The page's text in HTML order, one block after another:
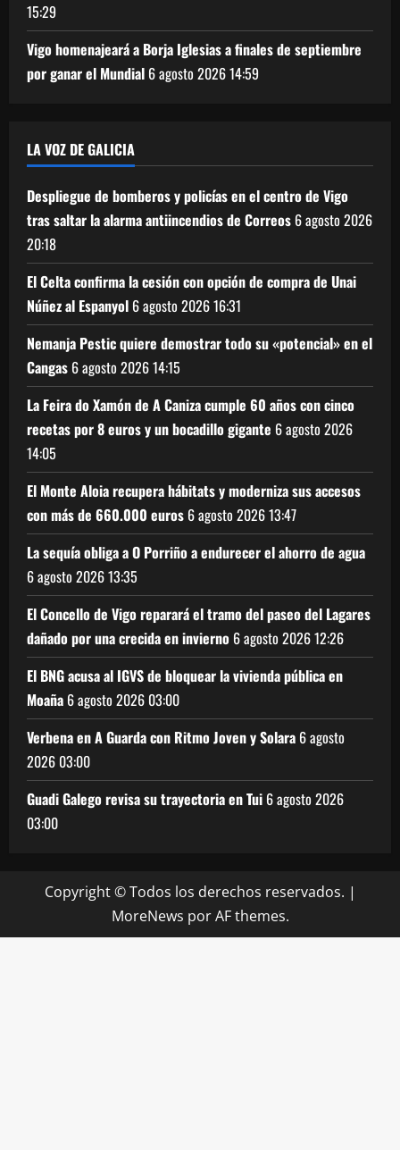
15:29
Vigo homenajeará a Borja Iglesias a finales de septiembre
por ganar el Mundial 6 agosto 202614:59
LA VOZ DE GALICIA
Despliegue de bomberos y policías en el centro de Vigo
tras saltar la alarma antiincendios de Correos 6 agosto 2026
20:18
El Celta confirma la cesión con opción de compra de Unai
Núñez al Espanyol 6 agosto 202616:31
Nemanja Pestic quiere demostrar todo su «potencial» en el
Cangas 6 agosto 202614:15
La Feira do Xamón de A Caniza cumple 60 años con cinco
recetas por 8 euros y un bocadillo gigante 6 agosto 2026
14:05
El Monte Aloia recupera hábitats y moderniza sus accesos
con más de 660.000 euros 6 agosto 202613:47
La sequía obliga a O Porriño a endurecer el ahorro de agua
6 agosto 202613:35
El Concello de Vigo reparará el tramo del paseo del Lagares
dañado por una crecida en invierno 6 agosto 202612:26
El BNG acusa al IGVS de bloquear la vivienda pública en
Moaña 6 agosto 2026 03:00
Verbena en A Guarda con Ritmo Joven y Solara 6 agosto
2026 03:00
Guadi Galego revisa su trayectoria en Tui 6 agosto 2026
03:00
Copyright © Todos los derechos reservados. |
MoreNews por AF themes.